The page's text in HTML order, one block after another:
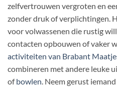
zelfvertrouwen vergroten en
zonder druk of verplichtingen.
voor volwassenen die rustig
contacten opbouwen of vaker
activiteiten van Brabant
combineren met andere leuke
ofbowlen . Neem gerust